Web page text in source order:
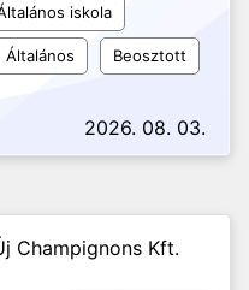
iskola
Általános Beosztott
2026. 08. 03.
Champignons Kft.